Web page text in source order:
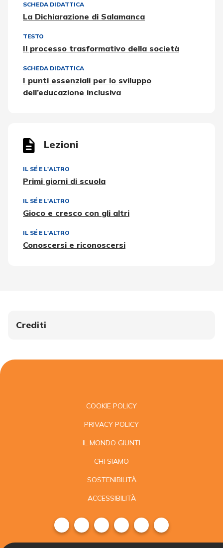
SCHEDA DIDATTICA
La Dichiarazione di Salamanca
TESTO
Il processo trasformativo della società
SCHEDA DIDATTICA
I punti essenziali per lo sviluppo
dell’educazione inclusiva
Lezioni
IL SÉ E L'ALTRO
Primi giorni di scuola
IL SÉ E L'ALTRO
Gioco e cresco con gli altri
IL SÉ E L'ALTRO
Conoscersi e riconoscersi
Crediti
COOKIE POLICY
PRIVACY POLICY
IL MONDO GIUNTI
CHI SIAMO
SOSTENIBILITÀ
ACCESSIBILITÀ